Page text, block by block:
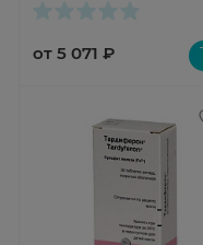
от 5 071 ₽